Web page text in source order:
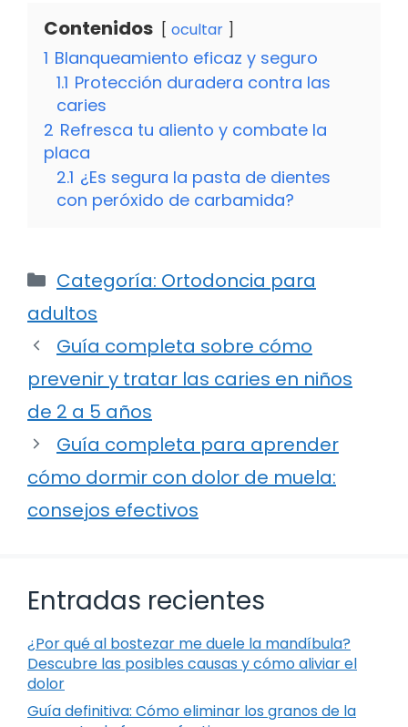
Contenidos ocultar
1 Blanqueamiento eficaz y seguro
1.1 Protección duradera contra las
caries
2 Refresca tu aliento y combate la
placa
2.1 ¿Es segura la pasta de dientes
con peróxido de carbamida?
Categorías
Categoría: Ortodoncia para
adultos
Guía completa sobre cómo
prevenir y tratar las caries en niños
de 2 a 5 años
Guía completa para aprender
cómo dormir con dolor de muela:
consejos efectivos
Entradas recientes
¿Por qué al bostezar me duele la mandíbula?
Descubre las posibles causas y cómo aliviar el
dolor
Guía definitiva: Cómo eliminar los granos de la